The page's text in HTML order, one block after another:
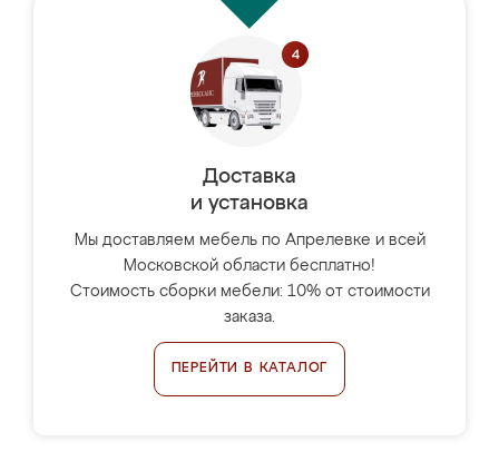
Доставка
и установка
Мы доставляем мебель по Апрелевке и всей
Московской области бесплатно!
Стоимость сборки мебели: 10% от стоимости
заказа.
ПЕРЕЙТИ В КАТАЛОГ